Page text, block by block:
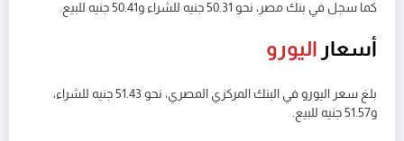
كما سجل في بنك مصر، نحو 50.31 جنيه للشراء و50.41 جنيه للبيع.
أسعار اليورو
بلغ سعر اليورو في البنك المركزي المصري، نحو 51.43 جنيه للشراء،
و51.57 جنيه للبيع.